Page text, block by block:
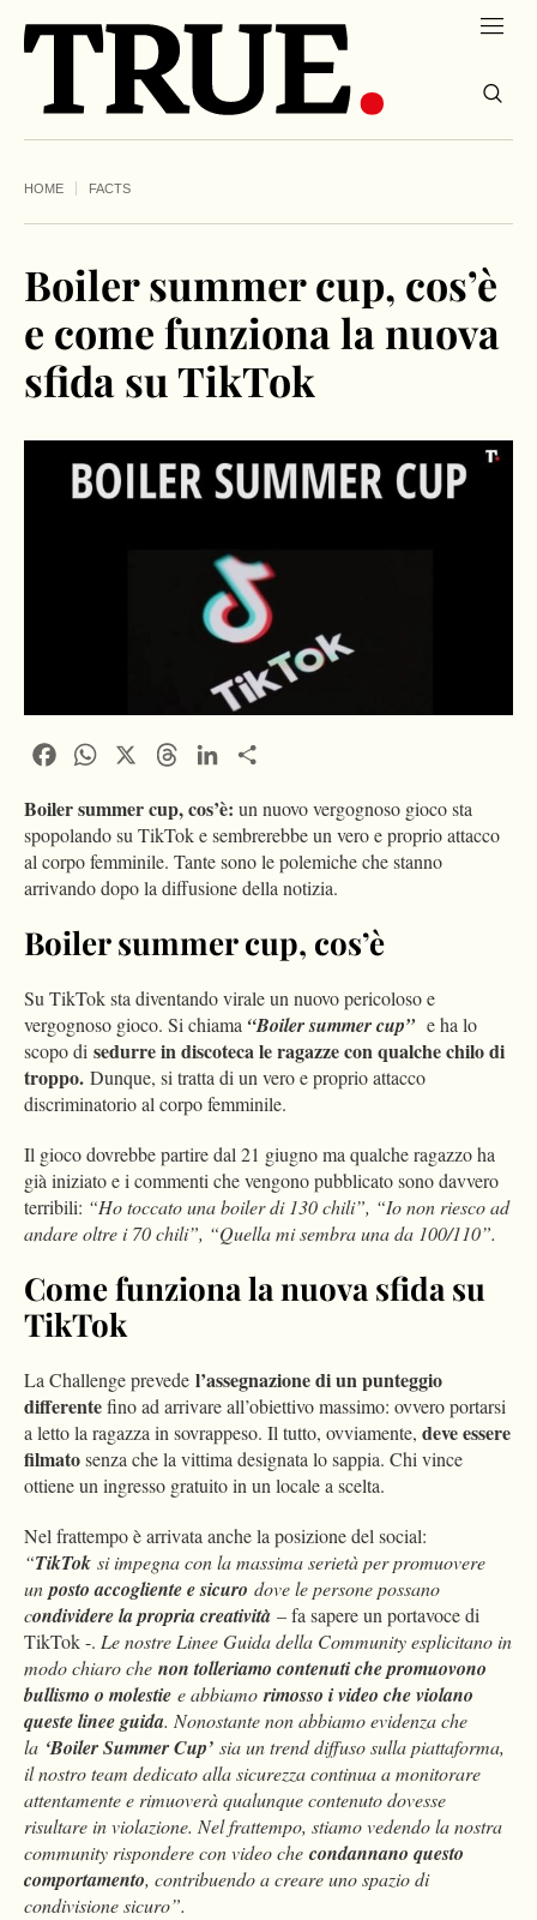
HOME FACTS
Boiler summer cup, cos’è
e come funziona la nuova
sfida su TikTok
FacebookWhatsApp ThreadsLinkedIn
Boiler summer cup, cos’è: un nuovo vergognoso gioco sta
spopolando su TikTok e sembrerebbe un vero e proprio attacco
al corpo femminile. Tante sono le polemiche che stanno
arrivando dopo la diffusione della notizia.
Boiler summer cup, cos’è
Su TikTok sta diventando virale un nuovo pericoloso e
vergognoso gioco. Si chiama “Boiler summer cup” e ha lo
scopo di sedurre in discoteca le ragazze con qualche chilo di
troppo. Dunque, si tratta di un vero e proprio attacco
discriminatorio al corpo femminile.
Il gioco dovrebbe partire dal 21 giugno ma qualche ragazzo ha
già iniziato e i commenti che vengono pubblicato sono davvero
terribili: “Ho toccato una boiler di 130 chili”, “Io non riesco ad
andare oltre i 70 chili”, “Quella mi sembra una da 100/110”.
Come funziona la nuova sfida su
TikTok
La Challenge prevede l’assegnazione di un punteggio
differentefino ad arrivare all’obiettivo massimo: ovvero portarsi
a letto la ragazza in sovrappeso. Il tutto, ovviamente, deve essere
filmatosenza che la vittima designata lo sappia. Chi vince
ottiene un ingresso gratuito in un locale a scelta.
Nel frattempo è arrivata anche la posizione del social:
“TikTok si impegna con la massima serietà per promuovere
unposto accogliente e sicuro dove le persone possano
condividere la propria creatività – fa sapere un portavoce di
TikTok -. Le nostre Linee Guida della Community esplicitano in
modo chiaro che non tolleriamo contenuti che promuovono
bullismo o molestie e abbiamorimosso i video che violano
queste linee guida. Nonostante non abbiamo evidenza che
la ‘Boiler Summer Cup’ sia un trend diffuso sulla piattaforma,
il nostro team dedicato alla sicurezza continua a monitorare
attentamente e rimuoverà qualunque contenuto dovesse
risultare in violazione. Nel frattempo, stiamo vedendo la nostra
community rispondere con video che condannano questo
comportamento, contribuendo a creare uno spazio di
condivisione sicuro”.